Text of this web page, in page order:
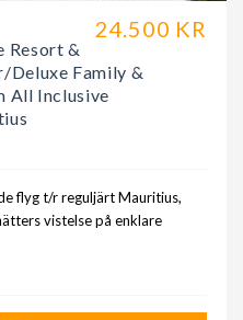
24.500 KR
Resort &
Deluxe Family &
All Inclusive
flyg t/r reguljärt Mauritius,
vistelse på enklare